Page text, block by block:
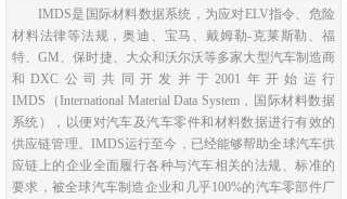
IMDS是国际材料数据系统，为应对ELV指令、危险
材料法律等法规，奥迪、宝马、戴姆勒-克莱斯勒、福
特、GM、保时捷、大众和沃尔沃等多家大型汽车制造商
和DXC公司共同开发并于2001年开始运行
IMDS（International Material Data System，国际材料数据
系统），以便对汽车及汽车零件和材料数据进行有效的
供应链管理。IMDS运行至今，已经能够帮助全球汽车供
应链上的企业全面履行各种与汽车相关的法规、标准的
要求，被全球汽车制造企业和几乎100%的汽车零部件厂